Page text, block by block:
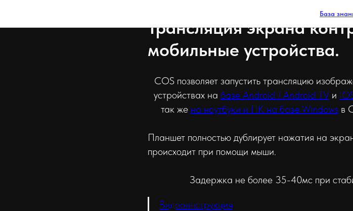
База
Трансляция экрана
мобильные устройства.
COS позволяет запустить трансляцию
устройствах на базе Android / Android TVи
так же на ноутбуки и ПК на базе Windowsв
Планшет полностью дублирует нажатия на
происходит при помощи мыши.
Задержка не более 35-40мс при
Видеоинструкция